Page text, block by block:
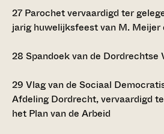
27 Parochet vervaardigd ter
jarig huwelijksfeest van M. Meijer
28 Spandoek van de Dordrechtse
29 Vlag van de Sociaal
Afdeling Dordrecht, vervaardigd
het Plan van de Arbeid